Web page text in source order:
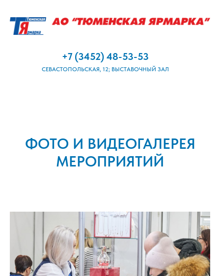
+7 (3452) 48-53-53
СЕВАСТОПОЛЬСКАЯ, 12; ВЫСТАВОЧНЫЙ ЗАЛ
ФОТО И ВИДЕОГАЛЕРЕЯ
МЕРОПРИЯТИЙ